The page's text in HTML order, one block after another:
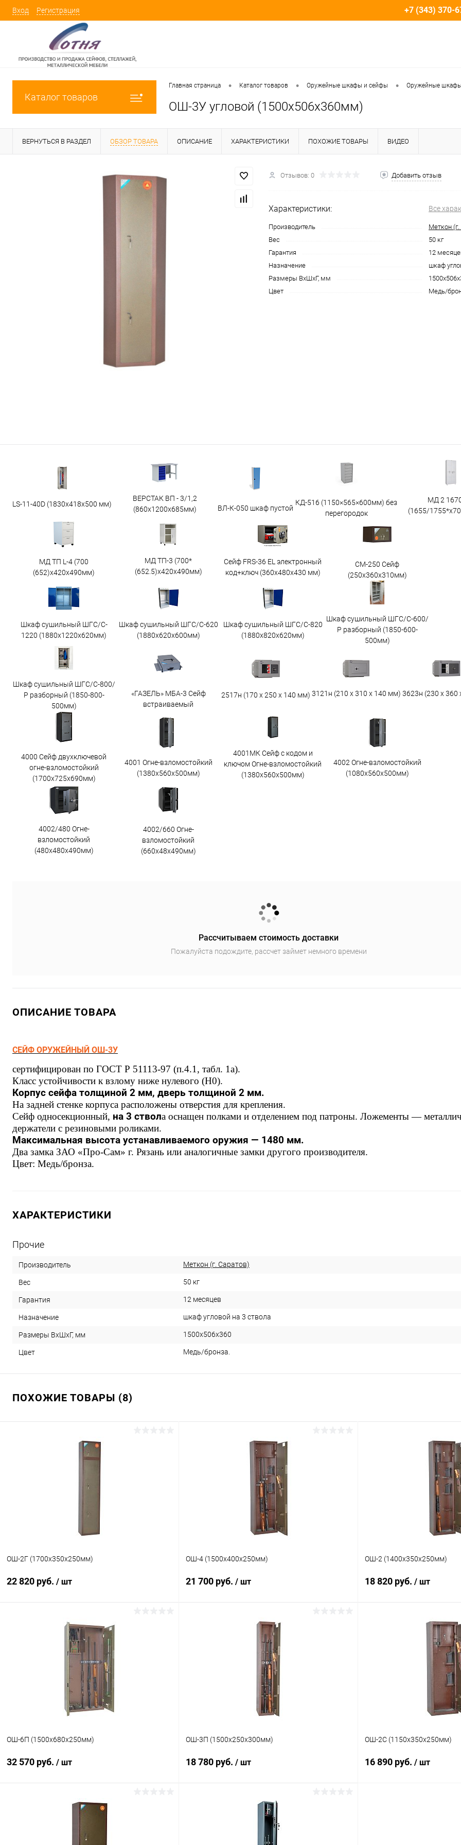
Вход Регистрация +7 (343) 370-
Каталог товаров
Главная страница • Каталог товаров • Оружейные шкафы и сейфы • Оружейные
ОШ-3У угловой (1500х506х360мм)
ВЕРНУТЬСЯ В РАЗДЕЛ ОБЗОР ТОВАРА ОПИСАНИЕ ХАРАКТЕРИСТИКИ ПОХОЖИЕ ТОВАРЫ ВИДЕО
Отзывов: 0 Добавить отзыв
Характеристики: Все
Производитель
Меткон
Вес
50 кг
Гарантия
12
Назначение
шкаф
Размеры ВхШхГ, мм
Цвет
Медь/
LS-11-40D (1830x418x500 мм)
ВЕРСТАК ВП - 3/1,2
(860х1200х685мм)
ВЛ-К-050 шкаф пустой
КД-516 (1150×565×600мм) без
перегородок
МД 2
(1655/
МД ТП L-4 (700
(652)x420x490мм)
МД ТП-3 (700*
(652.5)x420x490мм)
Сейф FRS-36 EL электронный
код+ключ (360x480x430 мм)
СМ-250 Сейф
(250х360х310мм)
Шкаф сушильный ШГС/C-
1220 (1880x1220x620мм)
Шкаф сушильный ШГС/C-620
(1880x620x600мм)
Шкаф сушильный ШГС/C-820
(1880x820x620мм)
Шкаф сушильный ШГС/С-600/
Р разборный (1850-600-
500мм)
Шкаф сушильный ШГС/С-800/
Р разборный (1850-800-
500мм)
«ГАЗЕЛЬ» МБА-3 Сейф
встраиваемый
2517н (170 х 250 х 140 мм) 3121н (210 х 310 х 140 мм) 3623н (230 х 360
4000 Сейф двухключевой
огне-взломостойкий
(1700х725х690мм)
4001 Огне-взломостойкий
(1380х560х500мм)
4001МК Сейф с кодом и
ключом Огне-взломостойкий
(1380х560х500мм)
4002 Огне-взломостойкий
(1080х560х500мм)
4002/480 Огне-
взломостойкий
(480х480х490мм)
4002/660 Огне-
взломостойкий
(660х48х490мм)
Рассчитываем стоимость доставки
Пожалуйста подождите, рассчет займет немного времени
ОПИСАНИЕ ТОВАРА
СЕЙФ ОРУЖЕЙНЫЙ ОШ-3У
сертифицирован по ГОСТ Р 51113-97 (п.4.1, табл. 1а).
Класс устойчивости к взлому ниже нулевого (Н0).
Корпус сейфа толщиной 2 мм, дверь толщиной 2 мм.
На задней стенке корпуса расположены отверстия для крепления.
Сейф односекционный, на 3 ствола оснащен полками и отделением под патроны. Ложементы —
держатели с резиновыми роликами.
Максимальная высота устанавливаемого оружия — 1480 мм.
Два замка ЗАО «Про-Сам» г. Рязань или аналогичные замки другого производителя.
Цвет: Медь/бронза.
ХАРАКТЕРИСТИКИ
Прочие
Производитель Меткон (г. Саратов)
Вес 50 кг
Гарантия 12 месяцев
Назначение шкаф угловой на 3 ствола
Размеры ВхШхГ, мм 1500х506х360
Цвет Медь/бронза.
ПОХОЖИЕ ТОВАРЫ (8)
ОШ-2Г (1700х350х250мм)
22 820 руб. / шт
В корзину
Сравнение
Под заказ
ОШ-4 (1500х400х250мм)
21 700 руб. / шт
В корзину
ОШ-2 (1400х350х250мм)
18 820 руб. / шт
В
ОШ-6П (1500х680х250мм)
32 570 руб. / шт
В корзину
ОШ-3П (1500х250х300мм)
18 780 руб. / шт
В корзину
ОШ-2С (1150х350х250мм)
16 890 руб. / шт